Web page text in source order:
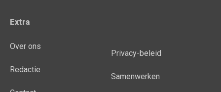
Extra
Over ons
Redactie
Privacy-beleid
Samenwerken